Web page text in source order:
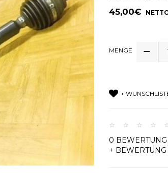
45,00€
MENGE
+
0
+ BEWERTUNG